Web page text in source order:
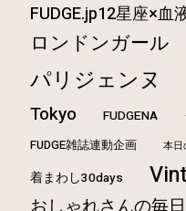
FUDGE.jp12星座×血
ロンドンガール
パリジェンヌ
Tokyo FUDGENA
FUDGE雑誌連動企画 本日
着まわし30days